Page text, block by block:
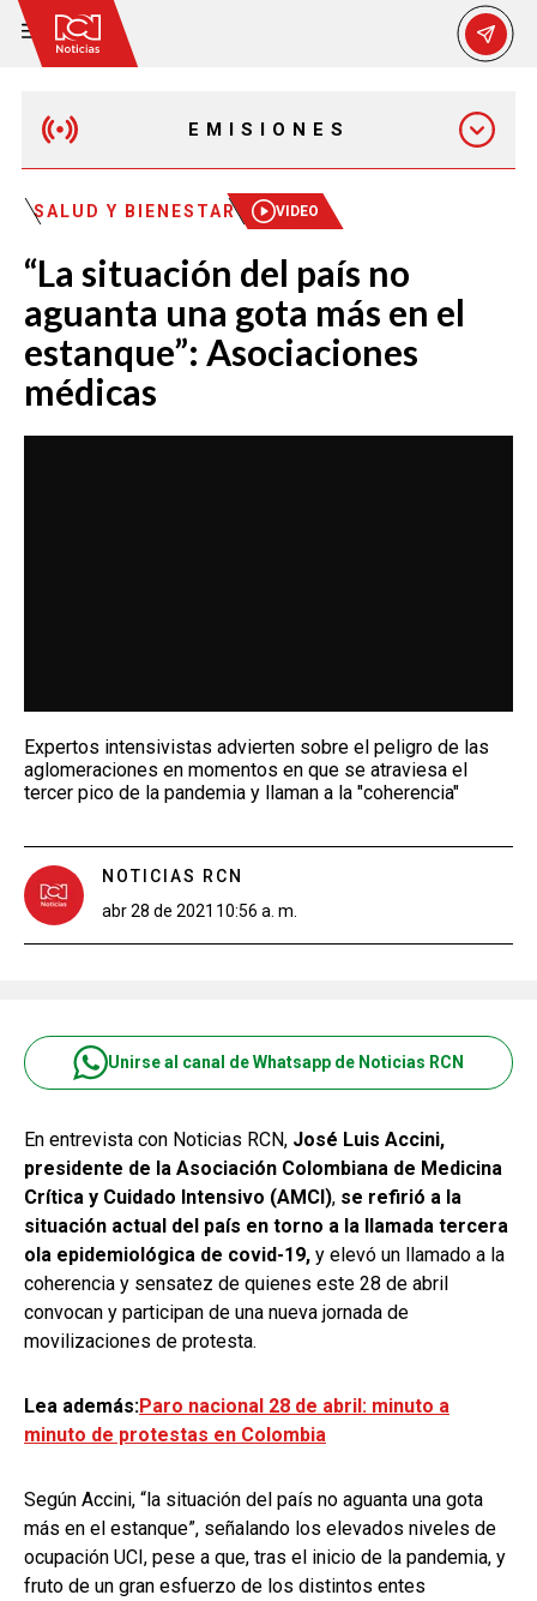
EMISIONES
MAÑANA EXPRESS
EMISIÓN 12:30 PM
EMISIÓN 7:00 PM
EMISIÓN 11:30 PM
SALUD Y BIENESTAR VIDEO
“La situación del país no
aguanta una gota más en el
estanque”: Asociaciones
médicas
Expertos intensivistas advierten sobre el peligro de las
aglomeraciones en momentos en que se atraviesa el
tercer pico de la pandemia y llaman a la "coherencia"
NOTICIAS RCN
abr 28 de 2021 10:56 a. m.
Unirse al canal de Whatsapp de Noticias RCN
En entrevista con Noticias RCN, José Luis Accini,
presidente de la Asociación Colombiana de Medicina
Crítica y Cuidado Intensivo (AMCI), se refirió a la
situación actual del país en torno a la llamada tercera
ola epidemiológica de covid-19, y elevó un llamado a la
coherencia y sensatez de quienes este 28 de abril
convocan y participan de una nueva jornada de
movilizaciones de protesta.
Lea además:Paro nacional 28 de abril: minuto a
minuto de protestas en Colombia
Según Accini, “la situación del país no aguanta una gota
más en el estanque”, señalando los elevados niveles de
ocupación UCI, pese a que, tras el inicio de la pandemia, y
fruto de un gran esfuerzo de los distintos entes